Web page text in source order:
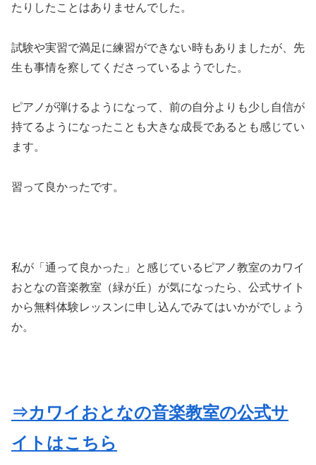
たりしたことはありませんでした。
試験や実習で満足に練習ができない時もありましたが、先
生も事情を察してくださっているようでした。
ピアノが弾けるようになって、前の自分よりも少し自信が
持てるようになったことも大きな成長であるとも感じてい
ます。
習って良かったです。
私が「通って良かった」と感じているピアノ教室のカワイ
おとなの音楽教室（緑が丘）が気になったら、公式サイト
から無料体験レッスンに申し込んでみてはいかがでしょう
か。
⇒カワイおとなの音楽教室の公式サ
イトはこちら